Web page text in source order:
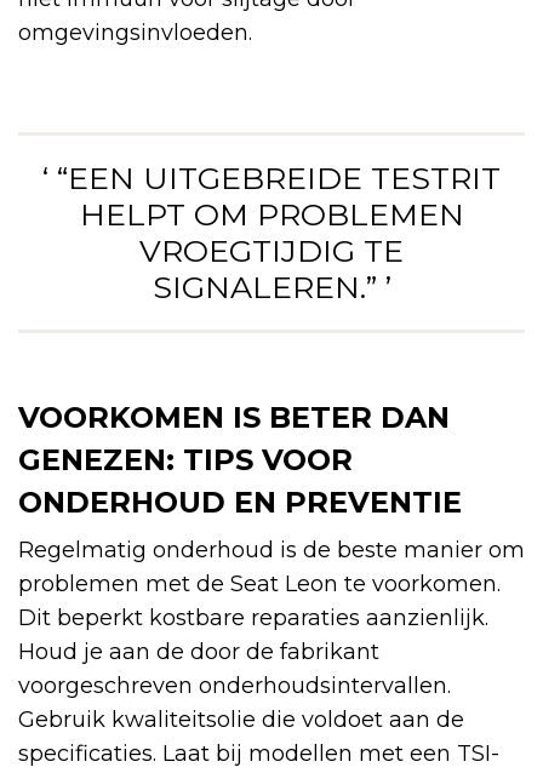
omgevingsinvloeden.
‘ “EEN UITGEBREIDE TESTRIT
HELPT OM PROBLEMEN
VROEGTIJDIG TE
SIGNALEREN.” ’
VOORKOMEN IS BETER DAN
GENEZEN: TIPS VOOR
ONDERHOUD EN PREVENTIE
Regelmatig onderhoud is de beste manier om
problemen met de Seat Leon te voorkomen.
Dit beperkt kostbare reparaties aanzienlijk.
Houd je aan de door de fabrikant
voorgeschreven onderhoudsintervallen.
Gebruik kwaliteitsolie die voldoet aan de
specificaties. Laat bij modellen met een TSI-